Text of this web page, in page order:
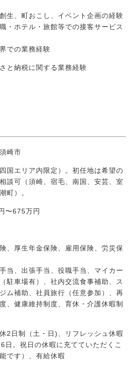
創生、町おこし、イベント企画の経験
職・ホテル・旅館等での接客サービス
での業務経験
さと納税に関する業務経験
崎市
国エリア内限定）。初任地は希望の
談可（須崎、宿毛、南国、安芸、室
町）。
〜675万円
、厚生年金保険、雇用保険、労災保
当、出張手当、役職手当、マイカー
駐車場有）、社内交流食事補助、ス
ム補助、社員旅行（任意参加）、再
、健康維持制度、育休・介護休暇制
2日制（土・日)、リフレッシュ休暇
日。祝日の休暇に充てていただくこ
です）、有給休暇